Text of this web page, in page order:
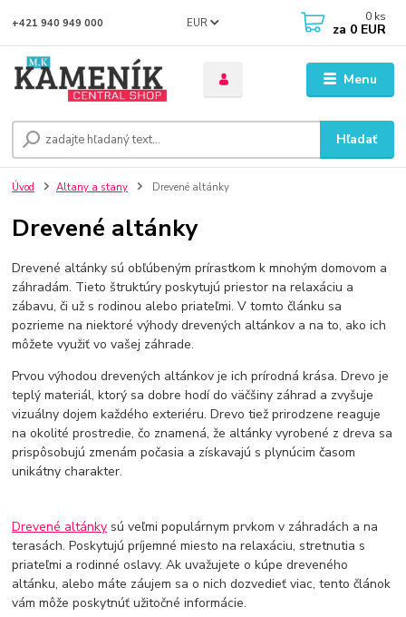
Menu
EUR
Hľadať
+421 940 949 000 0 ks
za 0 EUR
Úvod Altany a stany Drevené altánky
Drevené altánky
Drevené altánky sú obľúbeným prírastkom k mnohým domovom a
záhradám. Tieto štruktúry poskytujú priestor na relaxáciu a
zábavu, či už s rodinou alebo priateľmi. V tomto článku sa
pozrieme na niektoré výhody drevených altánkov a na to, ako ich
môžete využiť vo vašej záhrade.
Prvou výhodou drevených altánkov je ich prírodná krása. Drevo je
teplý materiál, ktorý sa dobre hodí do väčšiny záhrad a zvyšuje
vizuálny dojem každého exteriéru. Drevo tiež prirodzene reaguje
na okolité prostredie, čo znamená, že altánky vyrobené z dreva sa
prispôsobujú zmenám počasia a získavajú s plynúcim časom
unikátny charakter.
Drevené altánky sú veľmi populárnym prvkom v záhradách a na
terasách. Poskytujú príjemné miesto na relaxáciu, stretnutia s
priateľmi a rodinné oslavy. Ak uvažujete o kúpe dreveného
altánku, alebo máte záujem sa o nich dozvedieť viac, tento článok
vám môže poskytnúť užitočné informácie.